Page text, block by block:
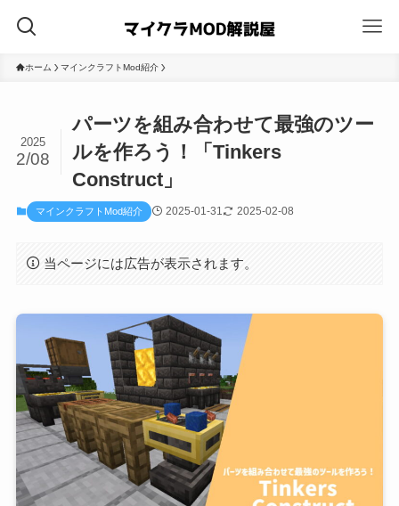
ホーム マインクラフトMod紹介
パーツを組み合わせて最強のツー
ルを作ろう！「Tinkers
Construct」
2025
2/08
マインクラフトMod紹介 2025-01-31 2025-02-08
当ページには広告が表示されます。